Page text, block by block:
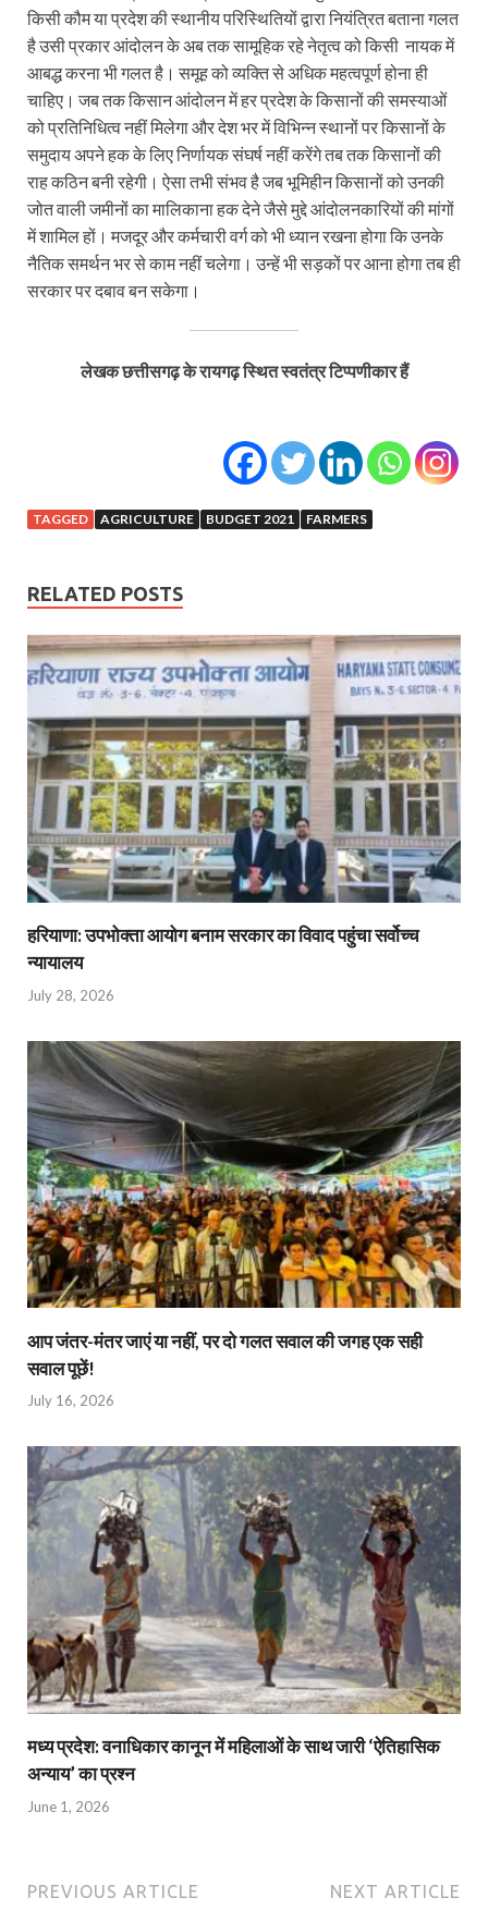
किसी कौम या प्रदेश की स्थानीय परिस्थितियों द्वारा नियंत्रित बताना गलत
है उसी प्रकार आंदोलन के अब तक सामूहिक रहे नेतृत्व को किसी नायक में
आबद्ध करना भी गलत है। समूह को व्यक्ति से अधिक महत्वपूर्ण होना ही
चाहिए। जब तक किसान आंदोलन में हर प्रदेश के किसानों की समस्याओं
को प्रतिनिधित्व नहीं मिलेगा और देश भर में विभिन्न स्थानों पर किसानों के
समुदाय अपने हक के लिए निर्णायक संघर्ष नहीं करेंगे तब तक किसानों की
राह कठिन बनी रहेगी। ऐसा तभी संभव है जब भूमिहीन किसानों को उनकी
जोत वाली जमीनों का मालिकाना हक देने जैसे मुद्दे आंदोलनकारियों की मांगों
में शामिल हों। मजदूर और कर्मचारी वर्ग को भी ध्यान रखना होगा कि उनके
नैतिक समर्थन भर से काम नहीं चलेगा। उन्हें भी सड़कों पर आना होगा तब ही
सरकार पर दबाव बन सकेगा।
लेखक छत्तीसगढ़ के रायगढ़ स्थित स्वतंत्र टिप्पणीकार हैं
TAGGED AGRICULTURE BUDGET 2021 FARMERS
RELATED POSTS
हरियाणा: उपभोक्ता आयोग बनाम सरकार का विवाद पहुंचा सर्वोच्च
न्यायालय
July 28, 2026
आप जंतर-मंतर जाएं या नहीं, पर दो गलत सवाल की जगह एक सही
सवाल पूछें!
July 16, 2026
मध्य प्रदेश: वनाधिकार कानून में महिलाओं के साथ जारी ‘ऐतिहासिक
अन्याय’ का प्रश्न
June 1, 2026
PREVIOUS ARTICLE NEXT ARTICLE